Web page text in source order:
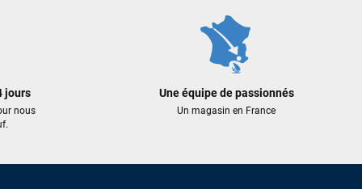
jours
nous
Une équipe de passionnés
Un magasin en France